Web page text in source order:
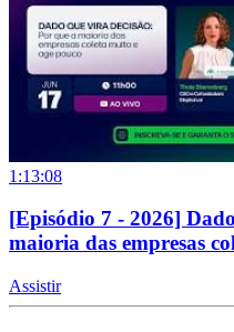
1:13:08
[Episódio 7 - 2026]
maioria das empresas
Assistir